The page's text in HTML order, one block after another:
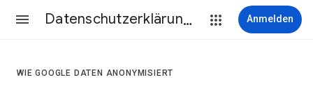
Datenschutzerklärung & Nutzungsbedingungen Anmelden
WIE GOOGLE DATEN ANONYMISIERT